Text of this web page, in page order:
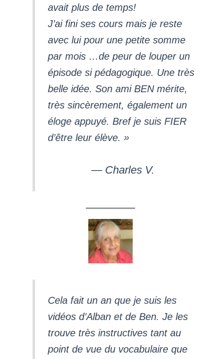
avait plus de temps!
J’ai fini ses cours mais je reste
avec lui pour une petite somme
par mois …de peur de louper un
épisode si pédagogique. Une très
belle idée. Son ami BEN mérite,
très sincèrement, également un
éloge appuyé. Bref je suis FIER
d’être leur élève. »
— Charles V.
Cela fait un an que je suis les
vidéos d’Alban et de Ben. Je les
trouve très instructives tant au
point de vue du vocabulaire que